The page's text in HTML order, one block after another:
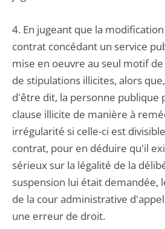
4. En jugeant que la
contrat concédant un service
mise en oeuvre au seul motif
de stipulations illicites, alors
d'être dit, la personne publique
clause illicite de manière à
irrégularité si celle-ci est
contrat, pour en déduire qu'il
sérieux sur la légalité de la
suspension lui était demandée,
de la cour administrative
une erreur de droit.